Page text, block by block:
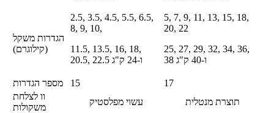
הגדרות משקל
(קילוגרם)
2.5, 3.5, 4.5, 5.5, 6.5,
8, 9, 10,
11.5, 13.5, 16, 18,
20.5, 22.5 ו-24 ק"ג
5, 7, 9, 11, 13, 15, 18,
20, 22
25, 27, 29, 32, 34, 36,
38 ו-40 ק"ג
מספר הגדרות 15
17
וו לצלחת
משקולות
עשוי מפלסטיק תוצרת מנטלית